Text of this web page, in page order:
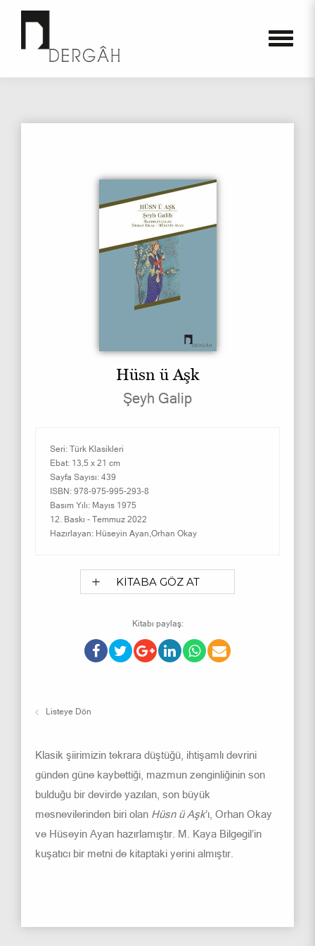
Hüsn ü Aşk
Şeyh Galip
Seri: Türk Klasikleri
Ebat: 13,5 x 21 cm
Sayfa Sayısı: 439
ISBN: 978-975-995-293-8
Basım Yılı: Mayıs 1975
12. Baskı - Temmuz 2022
Hazırlayan: Hüseyin Ayan,Orhan Okay
KİTABA GÖZ AT
Kitabı paylaş:
Listeye Dön
Klasik şiirimizin tekrara düştüğü, ihtişamlı devrini
günden güne kaybettiği, mazmun zenginliğinin son
bulduğu bir devirde yazılan, son büyük
mesnevilerinden biri olan Hüsn ü Aşk’ı, Orhan Okay
ve Hüseyin Ayan hazırlamıştır. M. Kaya Bilgegil’in
kuşatıcı bir metni de kitaptaki yerini almıştır.